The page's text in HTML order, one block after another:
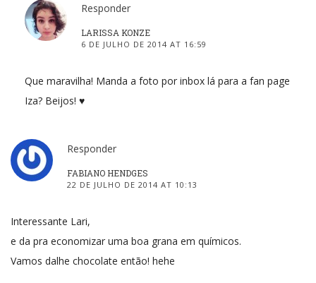
Responder
LARISSA KONZE
6 DE JULHO DE 2014 AT 16:59
Que maravilha! Manda a foto por inbox lá para a fan page
Iza? Beijos! ♥
Responder
FABIANO HENDGES
22 DE JULHO DE 2014 AT 10:13
Interessante Lari,
e da pra economizar uma boa grana em químicos.
Vamos dalhe chocolate então! hehe